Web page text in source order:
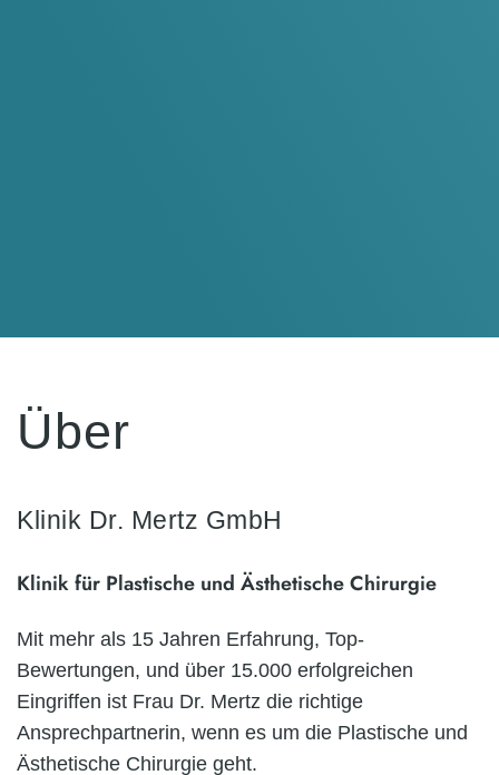
Über
Klinik Dr. Mertz GmbH
Klinik für Plastische und Ästhetische Chirurgie
Mit mehr als 15 Jahren Erfahrung, Top-
Bewertungen, und über 15.000 erfolgreichen
Eingriffen ist Frau Dr. Mertz die richtige
Ansprechpartnerin, wenn es um die Plastische und
Ästhetische Chirurgie geht.